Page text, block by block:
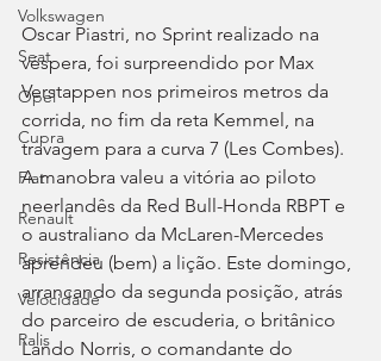
Volkswagen
Seat
Opel
Cupra
Fiat
Renault
Resistência
Velocidade
Ralis
Oscar Piastri, no Sprint realizado na
véspera, foi surpreendido por Max
Verstappen nos primeiros metros da
corrida, no fim da reta Kemmel, na
travagem para a curva 7 (Les Combes).
A manobra valeu a vitória ao piloto
neerlandês da Red Bull-Honda RBPT e
o australiano da McLaren-Mercedes
aprendeu (bem) a lição. Este domingo,
arrancando da segunda posição, atrás
do parceiro de escuderia, o britânico
Lando Norris, o comandante do